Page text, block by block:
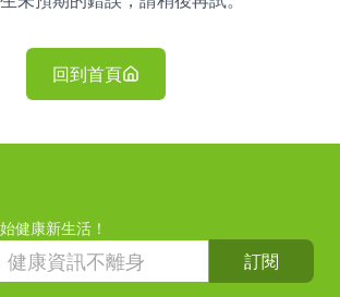
回到首頁
健康新生活！
訂閱